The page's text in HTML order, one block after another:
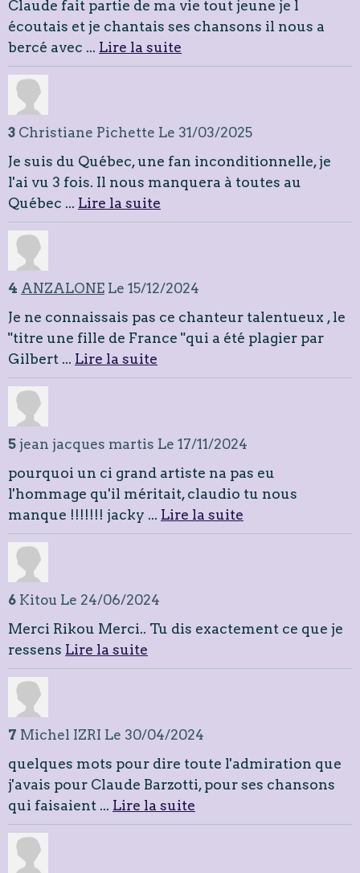
Claude fait partie de ma vie tout jeune je l
écoutais et je chantais ses chansons il nous a
bercé avec ... Lire la suite
3 Christiane Pichette Le 31/03/2025
Je suis du Québec, une fan inconditionnelle, je
l'ai vu 3 fois. Il nous manquera à toutes au
Québec ... Lire la suite
4 ANZALONE Le 15/12/2024
Je ne connaissais pas ce chanteur talentueux , le
"titre une fille de France "qui a été plagier par
Gilbert ... Lire la suite
5 jean jacques martis Le 17/11/2024
pourquoi un ci grand artiste na pas eu
l'hommage qu'il méritait, claudio tu nous
manque !!!!!!! jacky ... Lire la suite
6 Kitou Le 24/06/2024
Merci Rikou Merci.. Tu dis exactement ce que je
ressens Lire la suite
7 Michel IZRI Le 30/04/2024
quelques mots pour dire toute l'admiration que
j'avais pour Claude Barzotti, pour ses chansons
qui faisaient ... Lire la suite